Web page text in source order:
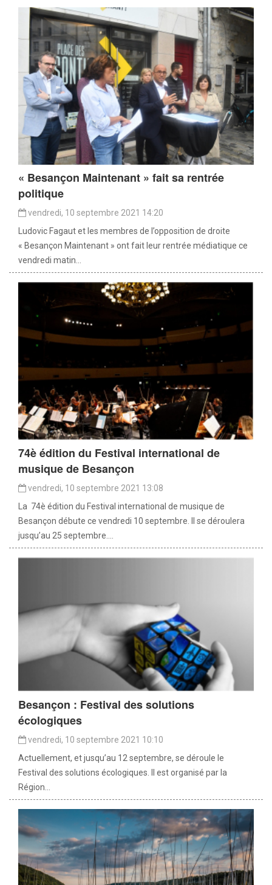
« Besançon Maintenant » fait sa rentrée
politique
vendredi, 10 septembre 2021 14:20
Ludovic Fagaut et les membres de l’opposition de droite
« Besançon Maintenant » ont fait leur rentrée médiatique ce
vendredi matin...
74è édition du Festival international de
musique de Besançon
vendredi, 10 septembre 2021 13:08
La 74è édition du Festival international de musique de
Besançon débute ce vendredi 10 septembre. Il se déroulera
jusqu’au 25 septembre....
Besançon : Festival des solutions
écologiques
vendredi, 10 septembre 2021 10:10
Actuellement, et jusqu’au 12 septembre, se déroule le
Festival des solutions écologiques. Il est organisé par la
Région...